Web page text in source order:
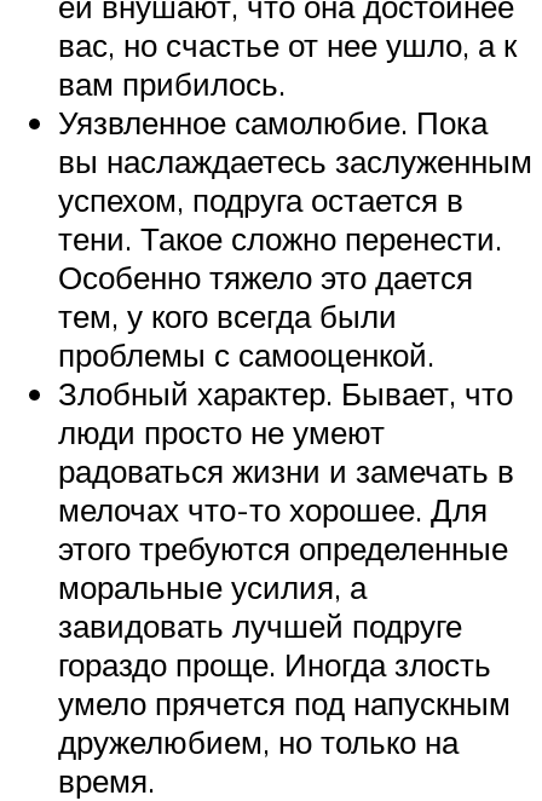
вас, но счастье от нее ушло, а к
вам прибилось.
Уязвленное самолюбие. Пока
вы наслаждаетесь заслуженным
успехом, подруга остается в
тени. Такое сложно перенести.
Особенно тяжело это дается
тем, у кого всегда были
проблемы с самооценкой.
Злобный характер. Бывает, что
люди просто не умеют
радоваться жизни и замечать в
мелочах что-то хорошее. Для
этого требуются определенные
моральные усилия, а
завидовать лучшей подруге
гораздо проще. Иногда злость
умело прячется под напускным
дружелюбием, но только на
время.